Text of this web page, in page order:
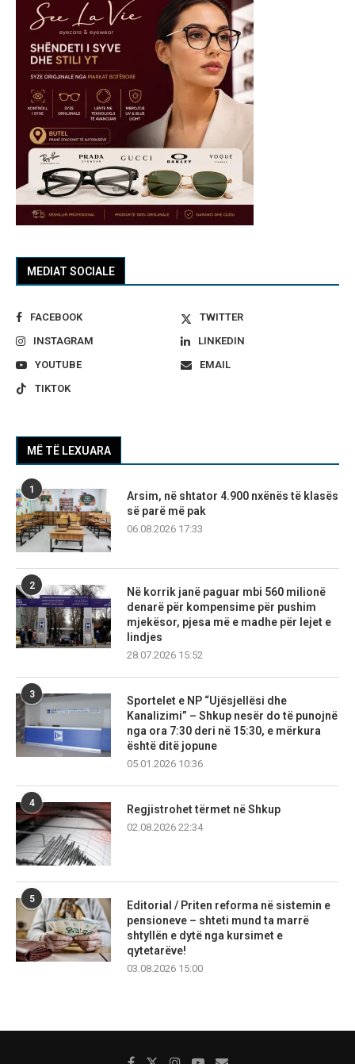
MEDIAT SOCIALE
FACEBOOK
TWITTER
INSTAGRAM
LINKEDIN
YOUTUBE
EMAIL
TIKTOK
MË TË LEXUARA
1
Arsim, në shtator 4.900 nxënës të klasës
së parë më pak
06.08.2026 17:33
2
Në korrik janë paguar mbi 560 milionë
denarë për kompensime për pushim
mjekësor, pjesa më e madhe për lejet e
lindjes
28.07.2026 15:52
3
Sportelet e NP “Ujësjellësi dhe
Kanalizimi” – Shkup nesër do të punojnë
nga ora 7:30 deri në 15:30, e mërkura
është ditë jopune
05.01.2026 10:36
4
Regjistrohet tërmet në Shkup
02.08.2026 22:34
5
Editorial / Priten reforma në sistemin e
pensioneve – shteti mund ta marrë
shtyllën e dytë nga kursimet e
qytetarëve!
03.08.2026 15:00